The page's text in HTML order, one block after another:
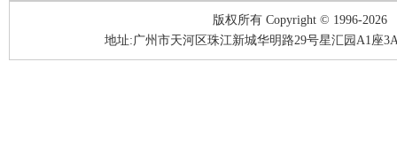
版权所有 Copyright © 1996-2026
地址:广州市天河区珠江新城华明路29号星汇园A1座